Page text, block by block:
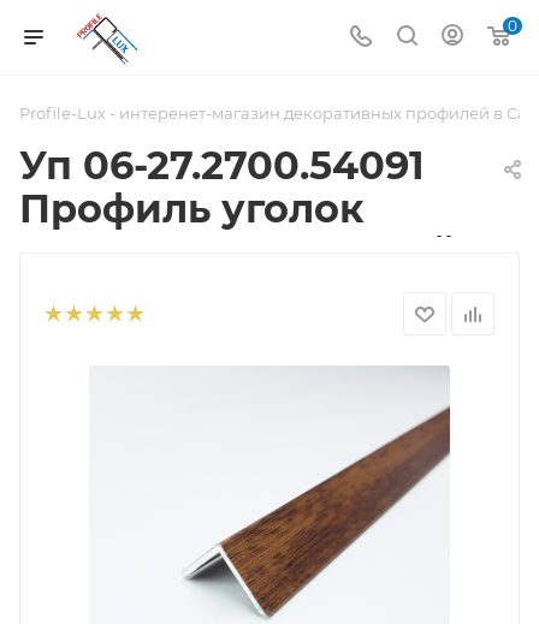
0
Profile-Lux - интеренет-магазин декоративных профилей в
Уп 06-27.2700.54091
Профиль уголок
20х20 мм, алюминий
ламинированный,
длина 2700 м